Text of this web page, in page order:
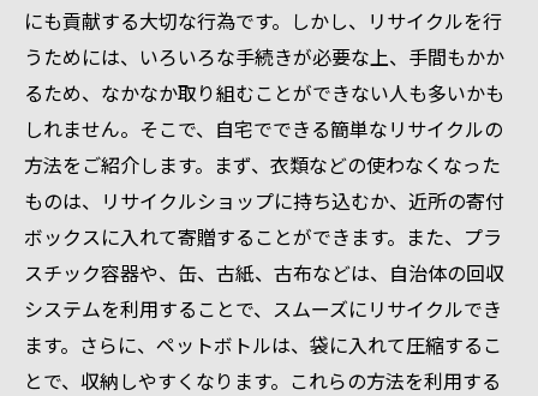
にも貢献する大切な行為です。しかし、リサイクルを行
うためには、いろいろな手続きが必要な上、手間もかか
るため、なかなか取り組むことができない人も多いかも
しれません。そこで、自宅でできる簡単なリサイクルの
方法をご紹介します。まず、衣類などの使わなくなった
ものは、リサイクルショップに持ち込むか、近所の寄付
ボックスに入れて寄贈することができます。また、プラ
スチック容器や、缶、古紙、古布などは、自治体の回収
システムを利用することで、スムーズにリサイクルでき
ます。さらに、ペットボトルは、袋に入れて圧縮するこ
とで、収納しやすくなります。これらの方法を利用する